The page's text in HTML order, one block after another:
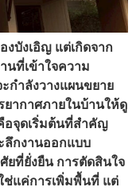
บังเอิญ แต่เกิดจาก
นที่เข้าใจความ
กำลังวางแผนขยาย
ากาศภายในบ้านให้ดู
อจุดเริ่มต้นที่สำคัญ
ลึกงานออกแบบ
ยที่ยั่งยืน การตัดสินใจ
ช่แค่การเพิ่มพื้นที่ แต่